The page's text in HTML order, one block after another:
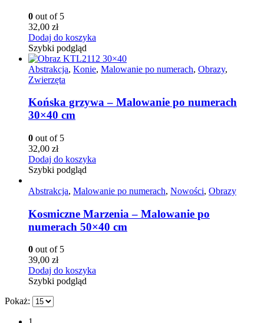
0 out of 5
32,00 zł
Dodaj do koszyka
Szybki podgląd
Abstrakcja, Konie, Malowanie po numerach, Obrazy,
Zwierzęta
Końska grzywa – Malowanie po numerach
30×40 cm
0 out of 5
32,00 zł
Dodaj do koszyka
Szybki podgląd
Abstrakcja, Malowanie po numerach, Nowości, Obrazy
Kosmiczne Marzenia – Malowanie po
numerach 50×40 cm
0 out of 5
39,00 zł
Dodaj do koszyka
Szybki podgląd
Pokaż: